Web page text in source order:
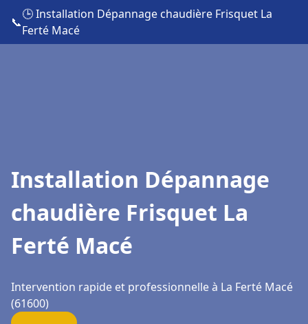
📞
🕒 Installation Dépannage chaudière Frisquet La
Ferté Macé
Installation Dépannage
chaudière Frisquet La
Ferté Macé
Intervention rapide et professionnelle à La Ferté Macé
(61600)